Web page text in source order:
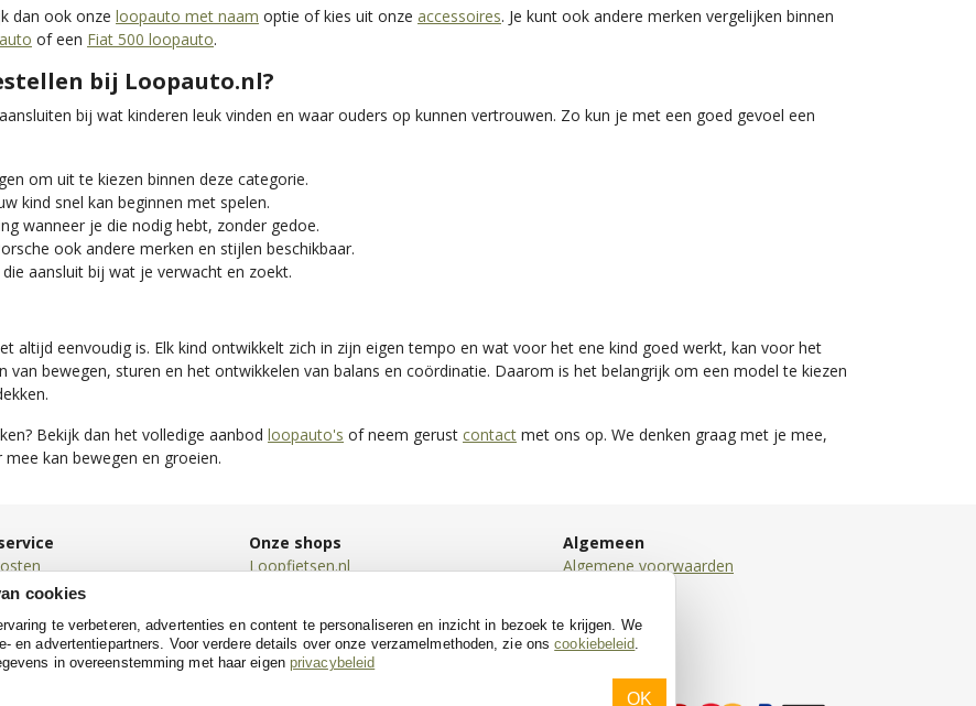
dan ook onze loopauto met naam optie of kies uit onze accessoires. Je kunt ook andere merken vergelijken binnen
of een Fiat 500 loopauto.
bij Loopauto.nl?
bij wat kinderen leuk vinden en waar ouders op kunnen vertrouwen. Zo kun je met een goed gevoel een
om uit te kiezen binnen deze categorie.
kind snel kan beginnen met spelen.
wanneer je die nodig hebt, zonder gedoe.
ook andere merken en stijlen beschikbaar.
aansluit bij wat je verwacht en zoekt.
altijd eenvoudig is. Elk kind ontwikkelt zich in zijn eigen tempo en wat voor het ene kind goed werkt, kan voor het
bewegen, sturen en het ontwikkelen van balans en coördinatie. Daarom is het belangrijk om een model te kiezen
Bekijk dan het volledige aanbod loopauto's of neem gerust contact met ons op. We denken graag met je mee,
kan bewegen en groeien.
Onze shops
Loopfietsen.nl
SpeeltentXL.nl
Poppenwagen.nl
Algemeen
Algemene voorwaarden
Cookies
cookies
te verbeteren, advertenties en content te personaliseren en inzicht in bezoek te krijgen. We
en advertentiepartners. Voor verdere details over onze verzamelmethoden, zie onscookiebeleid
in overeenstemming met haar eigen privacybeleid
OK